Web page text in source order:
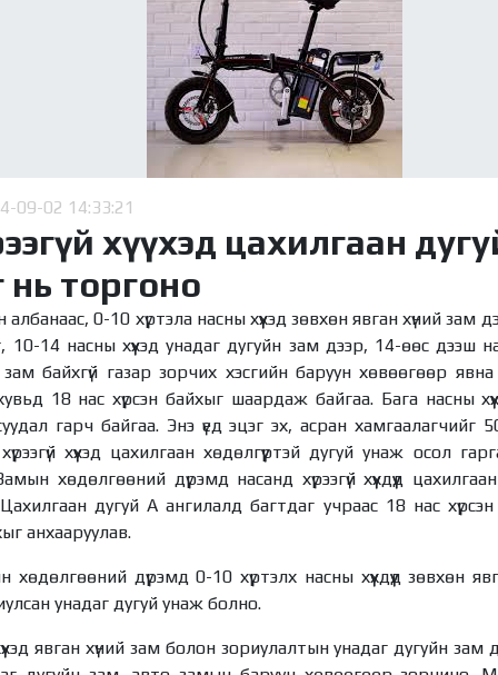
09-02 14:33:21
хүүхэд цахилгаан
нь торгоно
0-10 хүртэла насны хүүхэд зөвхөн явган хүний зам
10-14 насны хүүхэд унадаг дугуйн зам дээр, 14-өөс дээш
байхгүй газар зорчих хэсгийн баруун хөвөөгөөр
18 нас хүрсэн байхыг шаардаж байгаа. Бага насны
гарч байгаа. Энэ үед эцэг эх, асран
хүүхэд цахилгаан хөдөлгүүртэй дугуй унаж осол
хөдөлгөөний дүрэмд насанд хүрээгүй хүүхдүүд
дугуй А ангилалд багтдаг учраас 18 нас хүрсэн
анхааруулав.
дүрэмд 0-10 хүртэлх насны хүүхдүүд зөвхөн
унадаг дугуй унаж болно.
явган хүний зам болон зориулалтын унадаг дугуйн зам